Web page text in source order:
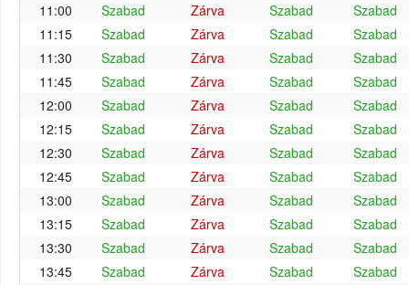
11:00
Szabad Zárva Szabad
Szabad
11:15
Szabad Zárva Szabad
Szabad
11:30
Szabad Zárva Szabad
Szabad
11:45
Szabad Zárva Szabad
Szabad
12:00
Szabad Zárva Szabad
Szabad
12:15
Szabad Zárva Szabad
Szabad
12:30
Szabad Zárva Szabad
Szabad
12:45
Szabad Zárva Szabad
Szabad
13:00
Szabad Zárva Szabad
Szabad
13:15
Szabad Zárva Szabad
Szabad
13:30
Szabad Zárva Szabad
Szabad
13:45
Szabad Zárva Szabad
Szabad